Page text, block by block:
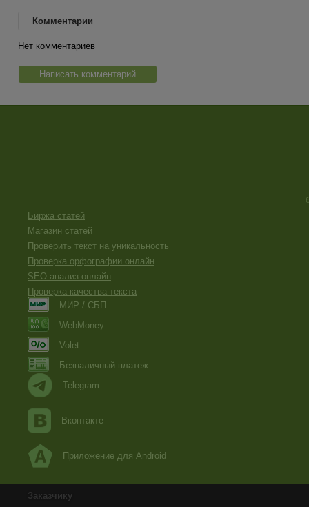
Комментарии
Нет комментариев
Написать комментарий
Биржа статей
Магазин статей
Проверить текст на уникальность
Проверка орфографии онлайн
SEO анализ онлайн
Проверка качества текста
МИР / СБП
WebMoney
Volet
Безналичный платеж
Telegram
Вконтакте
Приложение для Android
Заказчику